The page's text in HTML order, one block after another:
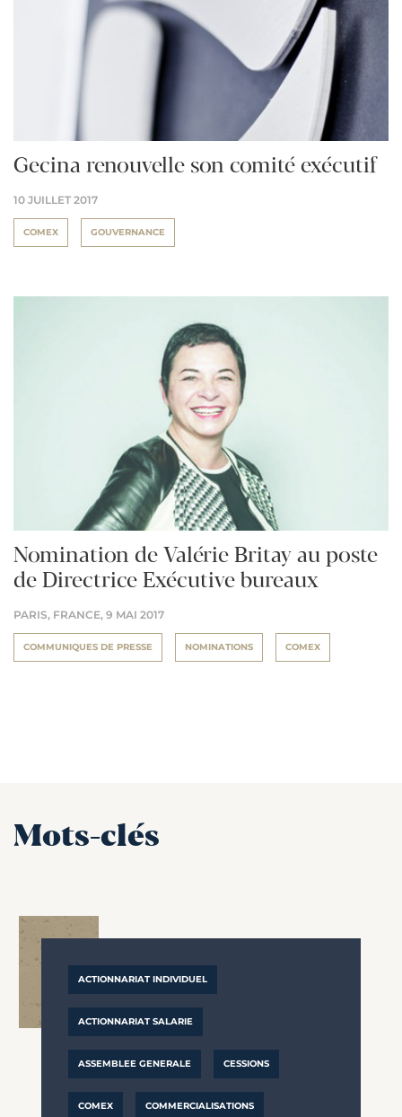
Gecina renouvelle son comité exécutif
10 JUILLET 2017
COMEX GOUVERNANCE
Nomination de Valérie Britay au poste
de Directrice Exécutive bureaux
PARIS, FRANCE, 9 MAI 2017
COMMUNIQUES DE PRESSE NOMINATIONS COMEX
Mots-clés
ACTIONNARIAT INDIVIDUEL
ACTIONNARIAT SALARIE
ASSEMBLEE GENERALE CESSIONS
COMEX COMMERCIALISATIONS